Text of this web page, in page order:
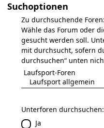
Suchoptionen
Zu durchsuchende Foren:
Wähle das Forum oder
gesucht werden soll.
mit durchsucht, sofern
durchsuchen“ unten
Unterforen durchsuchen:
Ja